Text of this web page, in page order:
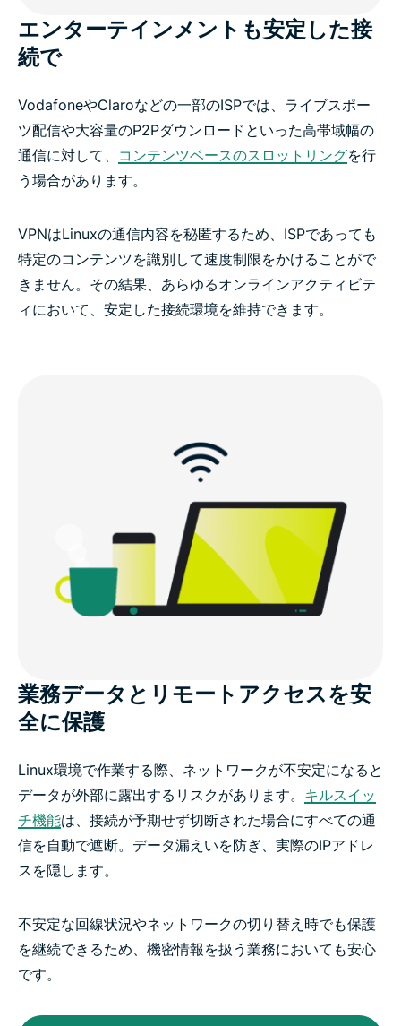
エンターテインメントも安定した接
続で
VodafoneやClaroなどの一部のISPでは、ライブスポー
ツ配信や大容量のP2Pダウンロードといった高帯域幅の
通信に対して、 コンテンツベースのスロットリングを行
う場合があります。
VPNはLinuxの通信内容を秘匿するため、ISPであっても
特定のコンテンツを識別して速度制限をかけることがで
きません。その結果、あらゆるオンラインアクティビテ
ィにおいて、安定した接続環境を維持できます。
業務データとリモートアクセスを安
全に保護
Linux環境で作業する際、ネットワークが不安定になると
データが外部に露出するリスクがあります。 キルスイッ
チ機能は、接続が予期せず切断された場合にすべての通
信を自動で遮断。データ漏えいを防ぎ、実際のIPアドレ
スを隠します。
不安定な回線状況やネットワークの切り替え時でも保護
を継続できるため、機密情報を扱う業務においても安心
です。